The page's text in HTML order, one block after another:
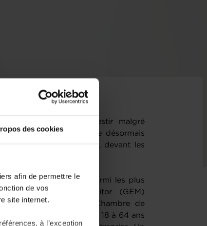
des cookies
afin de permettre le
de vos
site internet.
à l’exception
de créer et d’investir malgré
qui s’impose désormais
des jeunes entreprises, devant les
entrepreneuriale parmi les plus
Entrepreneurship Monitor (GEM)
par le Statec, la Chambre de
des résidents âgés de 18 à 64 ans